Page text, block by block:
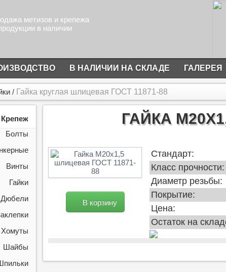
метизов и крепежа
в наличии
В НАЛИЧИИ НА СКЛАДЕ ГАЛЕРЕЯ
/ Гайка круглая шлицевая ГОСТ 11871-88
Крепеж
Болты
Винты
Гайки
Дюбели
Хомуты
Шайбы
ГАЙКА
В корзину
Стандарт:
Класс прочности:
Диаметр резьбы:
Покрытие:
Цена:
Остаток на